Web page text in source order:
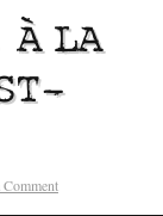
LA
Comment